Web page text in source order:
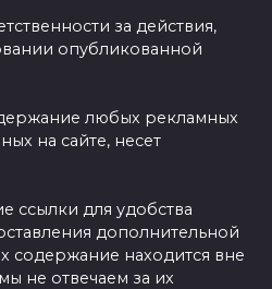
за действия,
опубликованной
любых рекламных
на сайте, несет
ссылки для удобства
дополнительной
содержание находится вне
не отвечаем за их